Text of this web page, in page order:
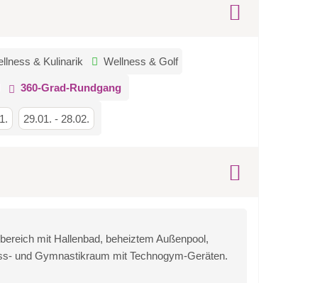
& Kulinarik Wellness & Golf
360-Grad-Rundgang
29.01. - 28.02.
mit Hallenbad, beheiztem Außenpool,
und Gymnastikraum mit Technogym-Geräten.